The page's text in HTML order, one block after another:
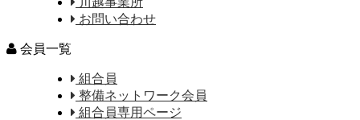
お問い合わせ
会員一覧
組合員
整備ネットワーク会員
組合員専用ページ